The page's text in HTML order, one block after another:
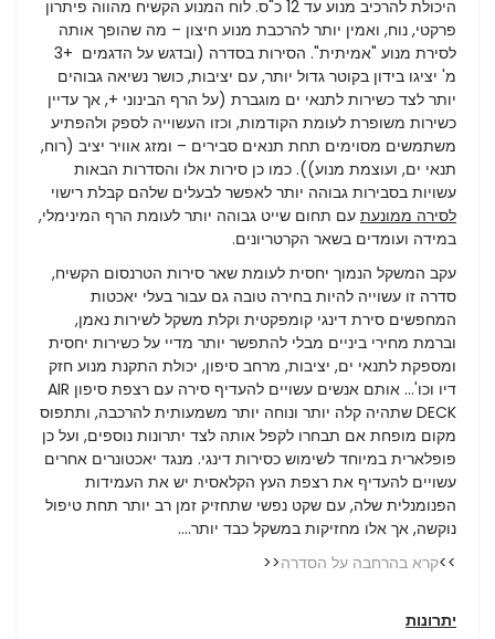
היכולת להרכיב מנוע עד 12 כ"ס. לוח המנוע הקשיח מהווה פיתרון
פרקטי, נוח, ואמין יותר להרכבת מנוע חיצון – מה שהופך אותה
לסירת מנוע "אמיתית". הסירות בסדרה (ובדגש על הדגמים +3
מ' יציגו בידון בקוטר גדול יותר, עם יציבות, כושר נשיאה גבוהים
יותר לצד כשירות לתנאי ים מוגברת (על הרף הבינוני +, אך עדיין
כשירות משופרת לעומת הקודמות, וכזו העשוייה לספק ולהפתיע
משתמשים מסוימים תחת תנאים סבירים – ומזג אוויר יציב (רוח,
תנאי ים, ועוצמת מנוע)). כמו כן סירות אלו והסדרות הבאות
עשויות בסבירות גבוהה יותר לאפשר לבעלים שלהם קבלת רישוי
לסירה ממונעת עם תחום שייט גבוהה יותר לעומת הרף המינימלי,
במידה ועומדים בשאר הקרטריונים.
עקב המשקל הנמוך יחסית לעומת שאר סירות הטרנסום הקשיח,
סדרה זו עשוייה להיות בחירה טובה גם עבור בעלי יאכטות
המחפשים סירת דינגי קומפקטית וקלת משקל לשירות נאמן,
וברמת מחירי ביניים מבלי להתפשר יותר מדיי על כשירות יחסית
ומספקת לתנאי ים, יציבות, מרחב סיפון, יכולת התקנת מנוע חזק
דיו וכו'... אותם אנשים עשויים להעדיף סירה עם רצפת סיפון AIR
DECK שתהיה קלה יותר ונוחה יותר משמעותית להרכבה, ותתפוס
מקום מופחת אם תבחרו לקפל אותה לצד יתרונות נוספים, ועל כן
פופלארית במיוחד לשימוש כסירות דינגי. מנגד יאכטונרים אחרים
עשויים להעדיף את רצפת העץ הקלאסית יש את העמידות
הפנומנלית שלה, עם שקט נפשי שתחזיק זמן רב יותר תחת טיפול
נוקשה, אך אלו מחזיקות במשקל כבד יותר....
>>קרא בהרחבה על הסדרה<<
יתרונות